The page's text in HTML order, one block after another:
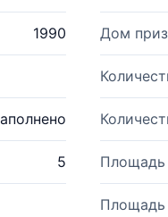
1990 Дом
5
Площадь